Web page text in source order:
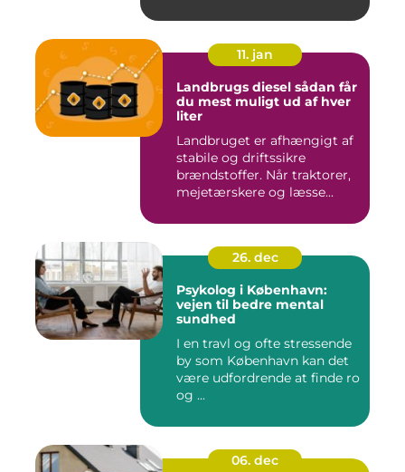
11. jan
Landbrugs diesel sådan får
du mest muligt ud af hver
liter
Landbruget er afhængigt af
stabile og driftssikre
brændstoffer. Når traktorer,
mejetærskere og læsse...
26. dec
Psykolog i København:
vejen til bedre mental
sundhed
I en travl og ofte stressende
by som København kan det
være udfordrende at finde ro
og ...
06. dec